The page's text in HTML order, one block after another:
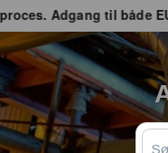
Adgang til både EU og
Søg